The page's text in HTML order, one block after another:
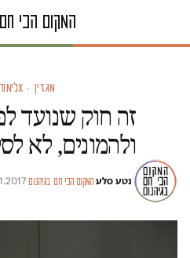
מגזין ·
זה חוק שנועד
ולהמונים, לא
נטע סלע·המקום הכי חם בגיהנום·